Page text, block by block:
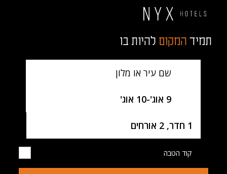
תמיד המקום להיות בו
9 אוג' -10 אוג'
1 חדר, 2 אורחים
קוד הטבה